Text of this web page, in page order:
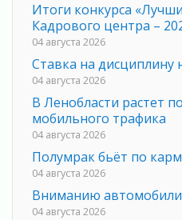
Итоги конкурса
Кадрового центра –
04 августа 2026
Ставка на дисциплину
04 августа 2026
В Ленобласти растет
мобильного трафика
04 августа 2026
Полумрак бьёт по
04 августа 2026
Вниманию
04 августа 2026